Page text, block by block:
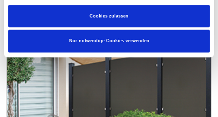
Cookies zulassen
Nur notwendige Cookies verwenden